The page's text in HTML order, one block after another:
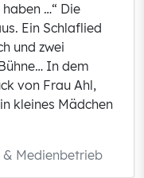
…“ Die
Ein Schlaflied
und zwei
In dem
von Frau Ahl,
kleines Mädchen
& Medienbetrieb